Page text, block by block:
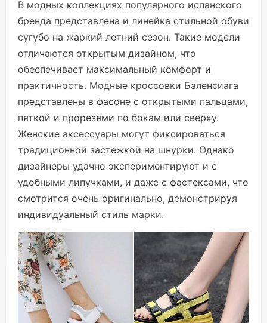
В модных коллекциях популярного испанского
бренда представлена и линейка стильной обуви
сугубо на жаркий летний сезон. Такие модели
отличаются открытым дизайном, что
обеспечивает максимальный комфорт и
практичность. Модные кроссовки Баленсиага
представлены в фасоне с открытыми пальцами,
пяткой и прорезями по бокам или сверху.
Женские аксессуары могут фиксироваться
традиционной застежкой на шнурки. Однако
дизайнеры удачно экспериментируют и с
удобными липучками, и даже с фастексами, что
смотрится очень оригинально, демонстрируя
индивидуальный стиль марки.